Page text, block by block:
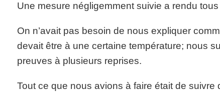
Une mesure négligemment suivie a rendu
On n’avait pas besoin de nous expliquer
devait être à une certaine température; nous
preuves à plusieurs reprises.
Tout ce que nous avions à faire était de suivre